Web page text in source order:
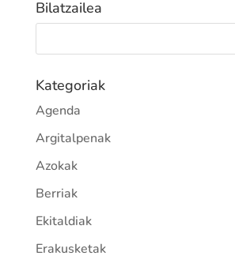
Bilatzailea
Kategoriak
Agenda
Argitalpenak
Azokak
Berriak
Ekitaldiak
Erakusketak